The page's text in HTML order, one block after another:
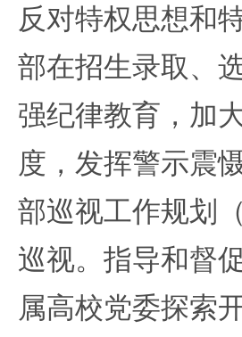
反对特权思想和
部在招生录取、
强纪律教育，加
度，发挥警示震
部巡视工作规划
巡视。指导和督
属高校党委探索